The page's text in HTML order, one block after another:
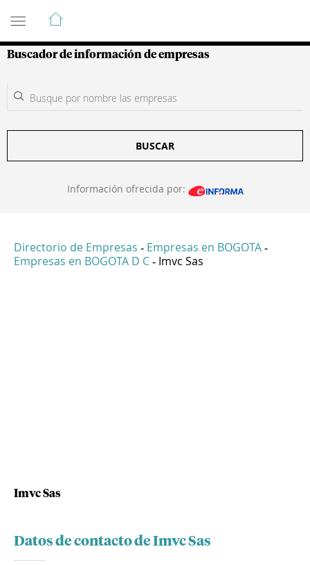
Guía de Empresas Colombianas
Buscador de información de empresas
BUSCAR
Información ofrecida por:
Directorio de Empresas - Empresas en BOGOTA -
Empresas en BOGOTA D C - Imvc Sas
Imvc Sas
Datos de contacto de Imvc Sas